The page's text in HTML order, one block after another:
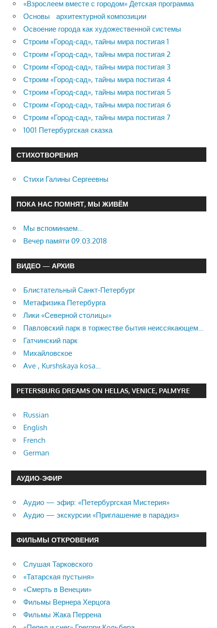
«Взрослеем вместе с городом» Детская программа
Основы архитектурной композиции
Освоение города как художественной системы
Строим «Город-сад», тайны мира постигая 1
Строим «Город-сад», тайны мира постигая 2
Строим «Город-сад», тайны мира постигая 3
Строим «Город-сад», тайны мира постигая 4
Строим «Город-сад», тайны мира постигая 5
Строим «Город-сад», тайны мира постигая 6
Строим «Город-сад», тайны мира постигая 7
1001 Петербургская сказка
СТИХОТВОРЕНИЯ
Стихи Галины Сергеевны
ПОКА НАС ПОМНЯТ, МЫ ЖИВЁМ
Мы вспоминаем…
Вечер памяти 09.03.2018
ВИДЕО — АРХИВ
Блистательный Санкт-Петербург
Метафизика Петербурга
Лики «Северной столицы»
Павловский парк в торжестве бытия неиссякающем…
Гатчинский парк
Михайловское
Ave , Kurshskaya kosa…
PETERSBURG DREAMS ON HELLAS, VENICE, PALMYRE
Russian
English
French
German
АУДИО-ЭФИР
Аудио — эфир: «Петербургская Мистерия»
Аудио — экскурсии «Приглашение в парадиз»
ФИЛЬМЫ ОТКРОВЕНИЯ
Слушая Тарковского
«Татарская пустыня»
«Смерть в Венеции»
Фильмы Вернера Херцога
Фильмы Жака Перрена